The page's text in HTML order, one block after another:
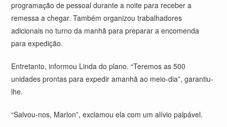
programação de pessoal durante a noite para receber a
remessa a chegar. Também organizou trabalhadores
adicionais no turno da manhã para preparar a encomenda
para expedição.
Entretanto, informou Linda do plano. “Teremos as 500
unidades prontas para expedir amanhã ao meio-dia”, garantiu-
lhe.
“Salvou-nos, Marlon”, exclamou ela com um alívio palpável.